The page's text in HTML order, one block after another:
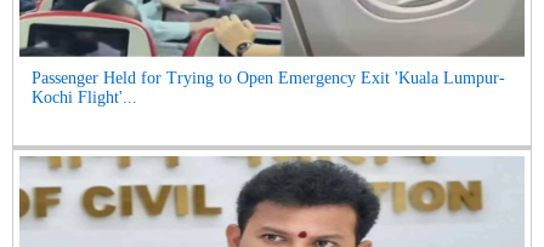
Passenger Held for Trying to Open Emergency Exit 'Kuala Lumpur-
Kochi Flight'...